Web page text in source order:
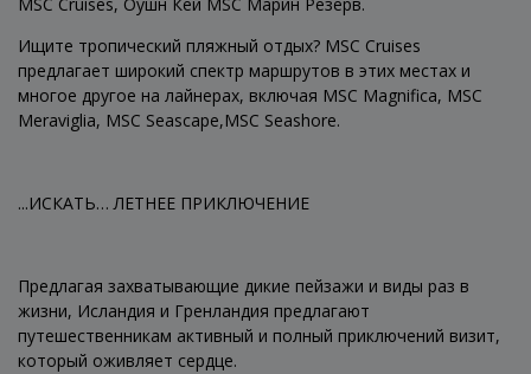
Ищите тропический пляжный отдых? MSC Cruises
предлагает широкий спектр маршрутов в этих местах и
многое другое на лайнерах, включая MSC Magnifica, MSC
Meraviglia, MSC Seascape,MSC Seashore.
...ИСКАТЬ… ЛЕТНЕЕ ПРИКЛЮЧЕНИЕ
Предлагая захватывающие дикие пейзажи и виды раз в
жизни, Исландия и Гренландия предлагают
путешественникам активный и полный приключений визит,
который оживляет сердце.